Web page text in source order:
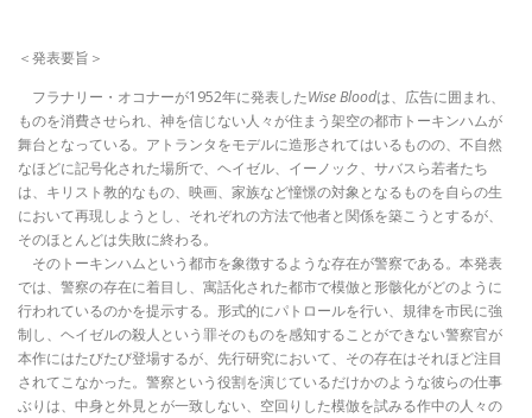
＜発表要旨＞
フラナリー・オコナーが1952年に発表したWise Bloodは、広告に囲まれ、
ものを消費させられ、神を信じない人々が住まう架空の都市トーキンハムが
舞台となっている。アトランタをモデルに造形されてはいるものの、不自然
なほどに記号化された場所で、ヘイゼル、イーノック、サバスら若者たち
は、キリスト教的なもの、映画、家族など憧憬の対象となるものを自らの生
において再現しようとし、それぞれの方法で他者と関係を築こうとするが、
そのほとんどは失敗に終わる。
そのトーキンハムという都市を象徴するような存在が警察である。本発表
では、警察の存在に着目し、寓話化された都市で模倣と形骸化がどのように
行われているのかを提示する。形式的にパトロールを行い、規律を市民に強
制し、ヘイゼルの殺人という罪そのものを感知することができない警察官が
本作にはたびたび登場するが、先行研究において、その存在はそれほど注目
されてこなかった。警察という役割を演じているだけかのような彼らの仕事
ぶりは、中身と外見とが一致しない、空回りした模倣を試みる作中の人々の